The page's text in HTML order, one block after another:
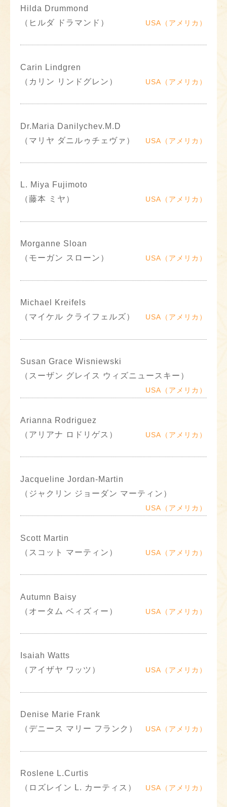
Hilda Drummond
（ヒルダ ドラマンド）
USA（アメリカ）
Carin Lindgren
（カリン リンドグレン）
USA（アメリカ）
Dr.Maria Danilychev.M.D
（マリヤ ダニルゥチェヴァ）
USA（アメリカ）
L. Miya Fujimoto
（藤本 ミヤ）
USA（アメリカ）
Morganne Sloan
（モーガン スローン）
USA（アメリカ）
Michael Kreifels
（マイケル クライフェルズ）
USA（アメリカ）
Susan Grace Wisniewski
（スーザン グレイス ウィズニュースキー）
USA（アメリカ）
Arianna Rodriguez
（アリアナ ロドリゲス）
USA（アメリカ）
Jacqueline Jordan-Martin
（ジャクリン ジョーダン マーティン）
USA（アメリカ）
Scott Martin
（スコット マーティン）
USA（アメリカ）
Autumn Baisy
（オータム ベィズィー）
USA（アメリカ）
Isaiah Watts
（アイザヤ ワッツ）
USA（アメリカ）
Denise Marie Frank
（デニース マリー フランク）
USA（アメリカ）
Roslene L.Curtis
（ロズレイン L. カーティス）
USA（アメリカ）